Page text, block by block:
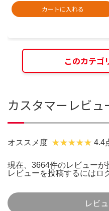
カートに入れる
このカテゴ
カスタマーレビュ
オススメ度 4.4
現在、3664件のレビューが
レビューを投稿するには ロ
レビ